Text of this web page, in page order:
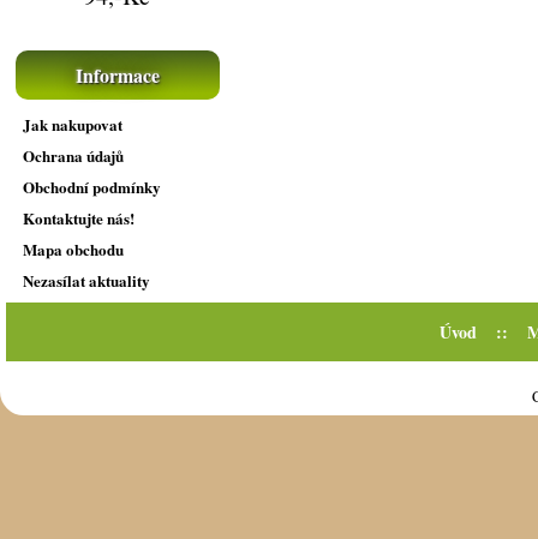
Informace
Jak nakupovat
Ochrana údajů
Obchodní podmínky
Kontaktujte nás!
Mapa obchodu
Nezasílat aktuality
Úvod ::